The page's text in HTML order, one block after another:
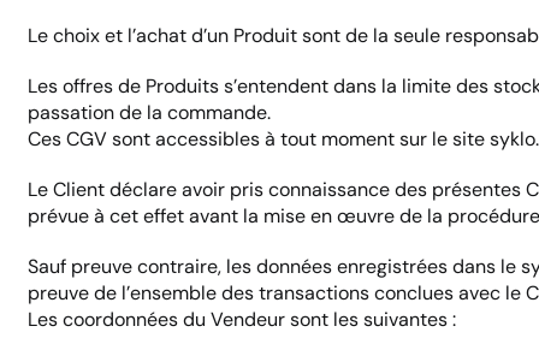
Le choix et l’achat d’un Produit sont de la seule
Les offres de Produits s’entendent dans la limite des
passation de la commande.
Ces CGV sont accessibles à tout moment sur le site
Le Client déclare avoir pris connaissance des présentes
prévue à cet effet avant la mise en œuvre de la
Sauf preuve contraire, les données enregistrées dans le
preuve de l’ensemble des transactions conclues avec le
Les coordonnées du Vendeur sont les suivantes :